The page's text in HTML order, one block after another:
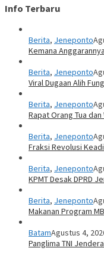
Info Terbaru
Berita, Jeneponto
Kemana
Berita, Jeneponto
Viral Dugaan Alih
Berita, Jeneponto
Rapat Orang Tua
Berita, Jeneponto
Fraksi Revolusi
Berita, Jeneponto
KPMT Desak DPRD
Berita, Jeneponto
Makanan Program
BatamAgustus 4,
Panglima TNI